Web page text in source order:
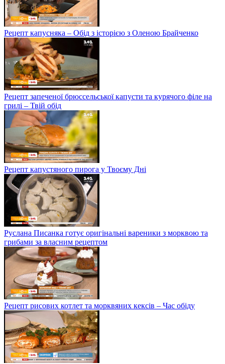
Рецепт капусняка – Обід з історією з Оленою Брайченко
Рецепт запеченої брюссельської капусти та курячого філе на
грилі – Твій обід
Рецепт капустяного пирога у Твоєму Дні
Руслана Писанка готує оригінальні вареники з морквою та
грибами за власним рецептом
Рецепт рисових котлет та морквяних кексів – Час обіду